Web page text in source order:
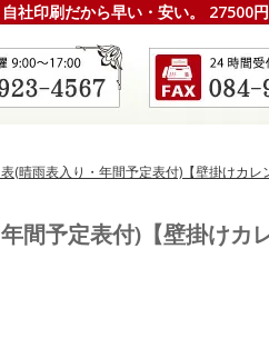
社印刷だから早い・安い。 27500円
(晴雨表入り・年間予定表付)【壁掛けカレ
間予定表付)【壁掛けカレ